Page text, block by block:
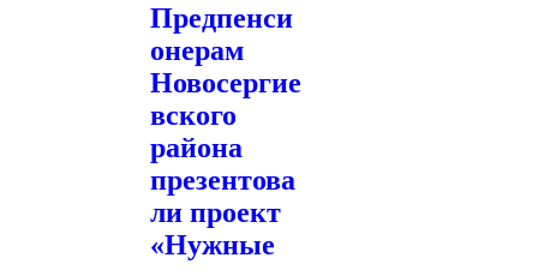
Предпенси
онерам
Новосергие
вского
района
презентова
ли проект
«Нужные